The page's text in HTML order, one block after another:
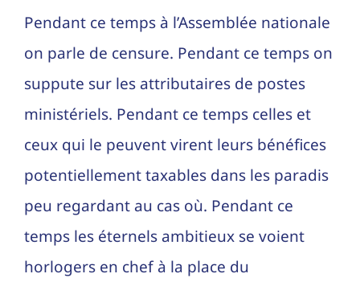
Pendant ce temps à l’Assemblée nationale
on parle de censure. Pendant ce temps on
suppute sur les attributaires de postes
ministériels. Pendant ce temps celles et
ceux qui le peuvent virent leurs bénéfices
potentiellement taxables dans les paradis
peu regardant au cas où. Pendant ce
temps les éternels ambitieux se voient
horlogers en chef à la place du